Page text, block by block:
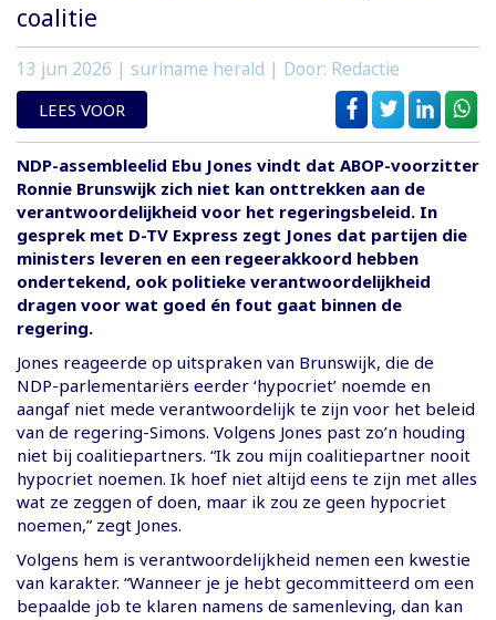
coalitie
13 jun 2026 | suriname herald | Door: Redactie
LEES VOOR
NDP-assembleelid Ebu Jones vindt dat ABOP-voorzitter
Ronnie Brunswijk zich niet kan onttrekken aan de
verantwoordelijkheid voor het regeringsbeleid. In
gesprek met D-TV Express zegt Jones dat partijen die
ministers leveren en een regeerakkoord hebben
ondertekend, ook politieke verantwoordelijkheid
dragen voor wat goed én fout gaat binnen de
regering.
Jones reageerde op uitspraken van Brunswijk, die de
NDP-parlementariërs eerder ‘hypocriet’ noemde en
aangaf niet mede verantwoordelijk te zijn voor het beleid
van de regering-Simons. Volgens Jones past zo’n houding
niet bij coalitiepartners. “Ik zou mijn coalitiepartner nooit
hypocriet noemen. Ik hoef niet altijd eens te zijn met alles
wat ze zeggen of doen, maar ik zou ze geen hypocriet
noemen,” zegt Jones.
Volgens hem is verantwoordelijkheid nemen een kwestie
van karakter. “Wanneer je je hebt gecommitteerd om een
bepaalde job te klaren namens de samenleving, dan kan